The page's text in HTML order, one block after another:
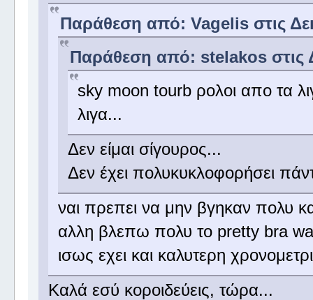
Παράθεση από: Vagelis στις
Παράθεση από: stelakos στις
sky moon tourb ρολοι απο τα
λιγα...
Δεν είμαι σίγουρος...
Δεν έχει πολυκυκλοφορήσει
ναι πρεπει να μην βγηκαν πολυ
αλλη βλεπω πολυ το pretty bra
ισως εχει και καλυτερη
Καλά εσύ κοροιδεύεις, τώρα...